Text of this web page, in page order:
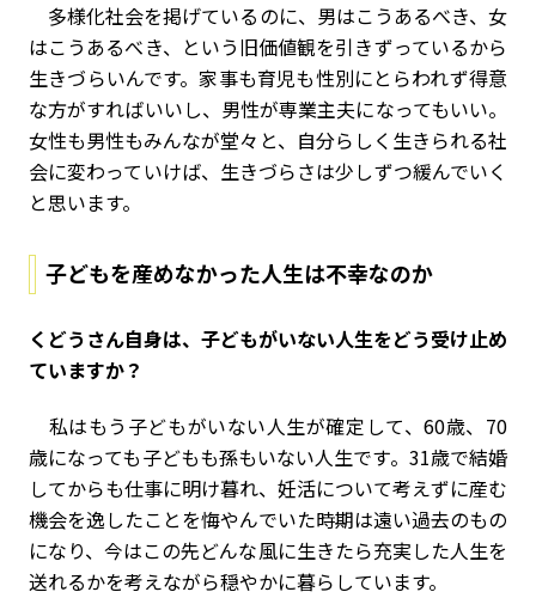
多様化社会を掲げているのに、男はこうあるべき、女
はこうあるべき、という旧価値観を引きずっているから
生きづらいんです。家事も育児も性別にとらわれず得意
な方がすればいいし、男性が専業主夫になってもいい。
女性も男性もみんなが堂々と、自分らしく生きられる社
会に変わっていけば、生きづらさは少しずつ緩んでいく
と思います。
子どもを産めなかった人生は不幸なのか
――くどうさん自身は、子どもがいない人生をどう受け止め
ていますか？
私はもう子どもがいない人生が確定して、60歳、70
歳になっても子どもも孫もいない人生です。31歳で結婚
してからも仕事に明け暮れ、妊活について考えずに産む
機会を逸したことを悔やんでいた時期は遠い過去のもの
になり、今はこの先どんな風に生きたら充実した人生を
送れるかを考えながら穏やかに暮らしています。